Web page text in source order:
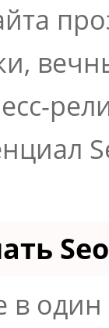
один